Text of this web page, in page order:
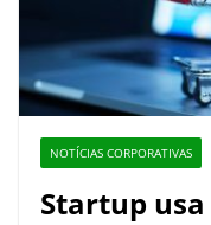
NOTÍCIAS CORPORATIVAS
Startup